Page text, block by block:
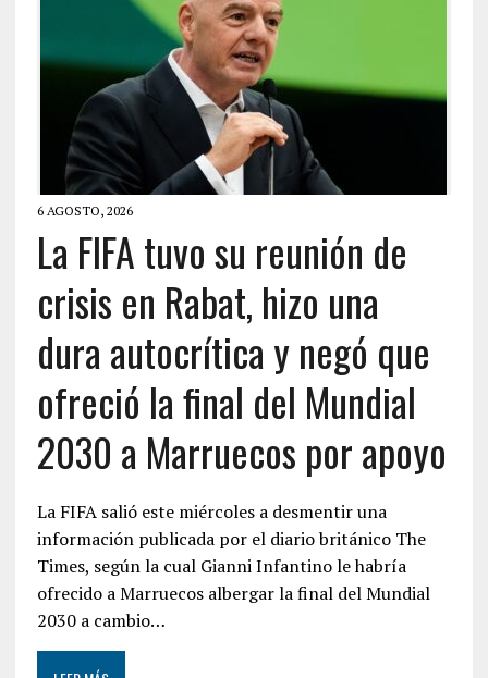
6 AGOSTO, 2026
La FIFA tuvo su reunión de
crisis en Rabat, hizo una
dura autocrítica y negó que
ofreció la final del Mundial
2030 a Marruecos por apoyo
La FIFA salió este miércoles a desmentir una
información publicada por el diario británico The
Times, según la cual Gianni Infantino le habría
ofrecido a Marruecos albergar la final del Mundial
2030 a cambio…